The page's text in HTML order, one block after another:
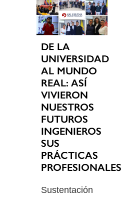
DE LA
UNIVERSIDAD
AL MUNDO
REAL: ASÍ
VIVIERON
NUESTROS
FUTUROS
INGENIEROS
SUS
PRÁCTICAS
PROFESIONALES
Sustentación